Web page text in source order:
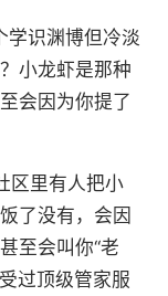
学识渊博但冷淡
小龙虾是那种
会因为你提了
区里有人把小
了没有，会因
至会叫你“老
过顶级管家服